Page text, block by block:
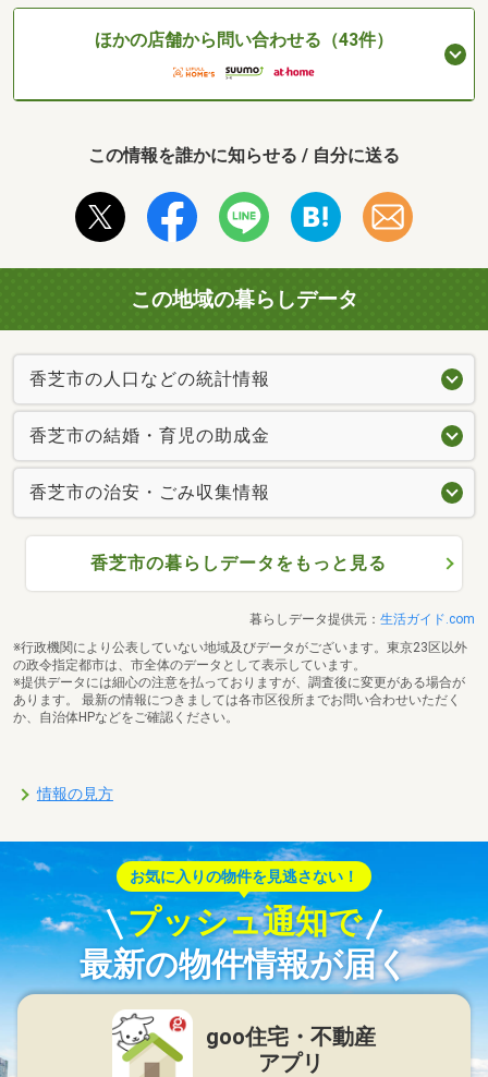
ほかの店舗から問い合わせる（43件）
この情報を誰かに知らせる / 自分に送る
この地域の暮らしデータ
香芝市の人口などの統計情報
香芝市の結婚・育児の助成金
香芝市の治安・ごみ収集情報
香芝市の暮らしデータをもっと見る
暮らしデータ提供元： 生活ガイド.com
※行政機関により公表していない地域及びデータがございます。東京23区以外
の政令指定都市は、市全体のデータとして表示しています。
※提供データには細心の注意を払っておりますが、調査後に変更がある場合が
あります。 最新の情報につきましては各市区役所までお問い合わせいただく
か、自治体HPなどをご確認ください。
情報の見方
お気に入りの物件を見逃さない！
プッシュ通知で
最新の物件情報が届く
goo住宅・不動産
アプリ